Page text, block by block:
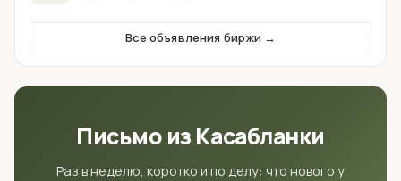
Все объявления биржи →
Письмо из Касабланки
Раз в неделю, коротко и по делу: что нового у